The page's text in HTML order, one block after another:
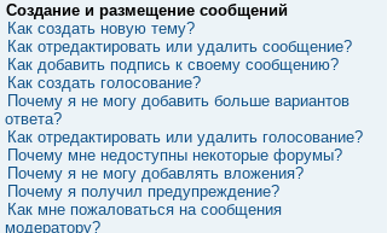
Создание и размещение сообщений
Как создать новую тему?
Как отредактировать или удалить сообщение?
Как добавить подпись к своему сообщению?
Как создать голосование?
Почему я не могу добавить больше вариантов
ответа?
Как отредактировать или удалить голосование?
Почему мне недоступны некоторые форумы?
Почему я не могу добавлять вложения?
Почему я получил предупреждение?
Как мне пожаловаться на сообщения
модератору?